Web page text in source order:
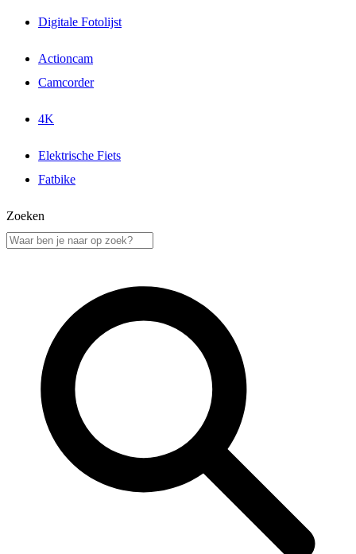
Digitale Fotolijst
Actioncam
Camcorder
4K
Elektrische Fiets
Fatbike
Zoeken